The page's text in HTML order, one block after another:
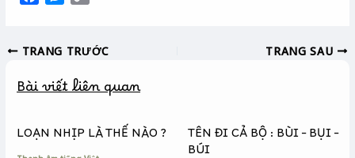
e
o
k
s
n
e
y
i
k
TRANG TRƯỚC TRANG SAU
Bài viết liên quan
LOẠN NHỊP LÀ THẾ NÀO ? TÊN ĐI CẢ BỘ : BÙI – BỤI –